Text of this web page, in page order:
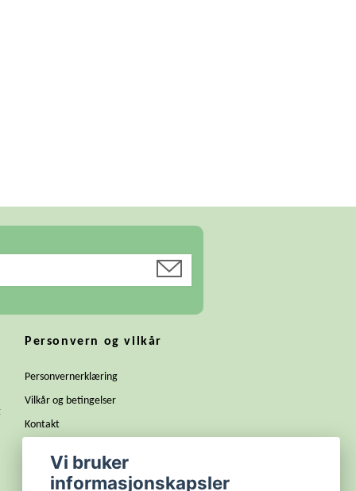
Personvern og vilkår
Personvernerklæring
Vilkår og betingelser
Kontakt
Dugnad til din klasse, lag eller
Vi bruker
informasjonskapsler